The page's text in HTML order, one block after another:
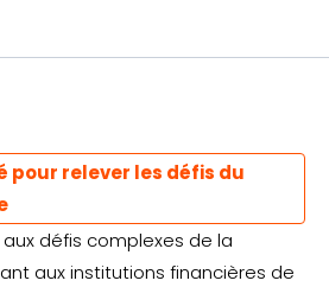
pour relever les défis du
défis complexes de la
aux institutions financières de